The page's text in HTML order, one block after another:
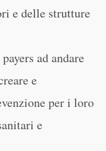
e delle strutture
ad andare
e
per i loro
e